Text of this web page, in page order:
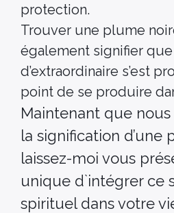
protection.
Trouver une plume
également signifier
d’extraordinaire s’est
point de se produire
Maintenant que
la signification d’une
laissez-moi vous
unique d`intégrer ce
spirituel dans votre